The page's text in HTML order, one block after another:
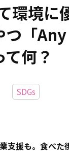
環境に
つ「Any
何？
SDGs
支援も。食べた